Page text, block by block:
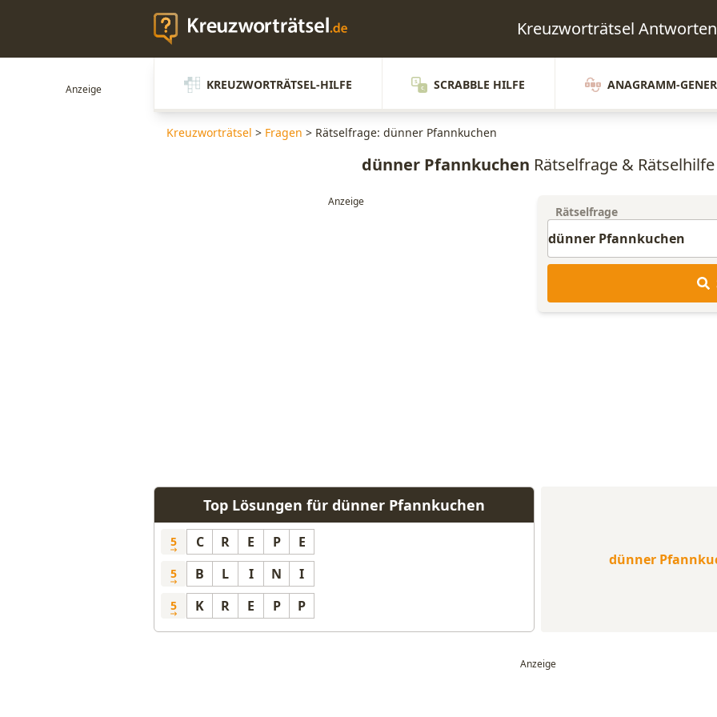
Kreuzworträtsel
KREUZWORTRÄTSEL-HILFE SCRABBLE HILFE ANAGRAMM-
Kreuzworträtsel > Fragen > Rätselfrage: dünner Pfannkuchen
dünner Pfannkuchen Rätselfrage & Rätselhilfe
Rätselfrage
Top Lösungen für dünner Pfannkuchen
5 C R E P E
5 B L I N I
5 K R E P P
dünner